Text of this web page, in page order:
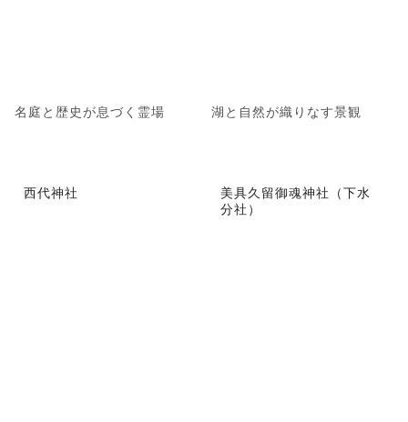
名庭と歴史が息づく霊場 湖と自然が織りなす景観
西代神社
美具久留御魂神社（下水
分社）